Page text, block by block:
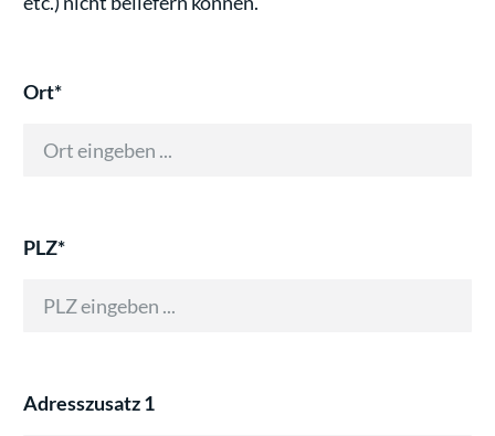
Ort*
PLZ*
Adresszusatz 1